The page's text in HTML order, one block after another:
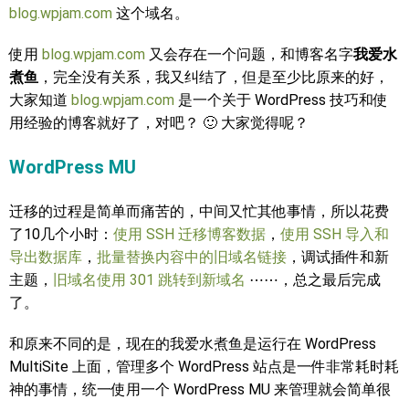
blog.wpjam.com 这个域名。
使用 blog.wpjam.com 又会存在一个问题，和博客名字我爱水
煮鱼 ，完全没有关系，我又纠结了，但是至少比原来的好，
大家知道 blog.wpjam.com 是一个关于 WordPress 技巧和使
用经验的博客就好了，对吧？ 🙂 大家觉得呢？
WordPress MU
迁移的过程是简单而痛苦的，中间又忙其他事情，所以花费
了10几个小时： 使用 SSH 迁移博客数据 ， 使用 SSH 导入和
导出数据库 ， 批量替换内容中的旧域名链接 ，调试插件和新
主题，
旧域名使用 301 跳转到新域名 ⋯⋯，总之最后完成
了。
和原来不同的是，现在的我爱水煮鱼是运行在 WordPress
MultiSite 上面，管理多个 WordPress 站点是一件非常耗时耗
神的事情，统一使用一个 WordPress MU 来管理就会简单很